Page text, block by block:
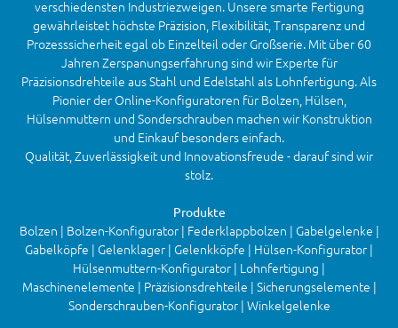
verschiedensten Industriezweigen. Unsere smarte Fertigung
gewährleistet höchste Präzision, Flexibilität, Transparenz und
Prozesssicherheit egal ob Einzelteil oder Großserie. Mit über 60
Jahren Zerspanungserfahrung sind wir Experte für
Präzisionsdrehteile aus Stahl und Edelstahl als Lohnfertigung. Als
Pionier der Online-Konfiguratoren für Bolzen, Hülsen,
Hülsenmuttern und Sonderschrauben machen wir Konstruktion
und Einkauf besonders einfach.
Qualität, Zuverlässigkeit und Innovationsfreude - darauf sind wir
stolz.
Produkte
Bolzen | Bolzen-Konfigurator | Federklappbolzen | Gabelgelenke |
Gabelköpfe | Gelenklager | Gelenkköpfe | Hülsen-Konfigurator |
Hülsenmuttern-Konfigurator | Lohnfertigung |
Maschinenelemente | Präzisionsdrehteile | Sicherungselemente |
Sonderschrauben-Konfigurator | Winkelgelenke